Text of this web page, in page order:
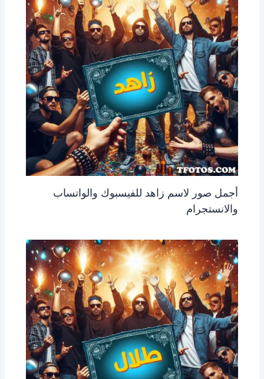
أجمل صور لاسم زاهد للفيسبوك والواتساب
والانستجرام